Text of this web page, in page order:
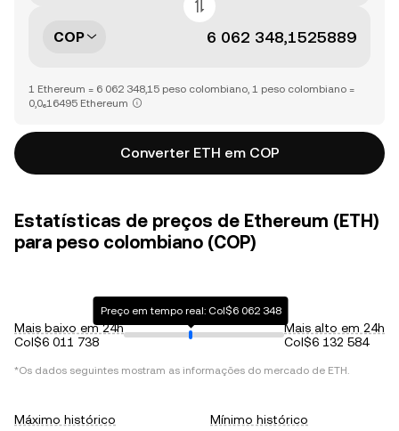
COP
1 Ethereum = 6 062 348,15 peso colombiano, 1 peso colombiano =
0,0₆16495 Ethereum
Converter ETH em COP
Estatísticas de preços de Ethereum (ETH)
para peso colombiano (COP)
Mais baixo em 24h
Col$6 011 738
Preço em tempo real: Col$6 062 348
Mais alto em 24h
Col$6 132 584
*Os dados seguintes mostram as informações do mercado de ETH.
Máximo histórico
Mínimo histórico